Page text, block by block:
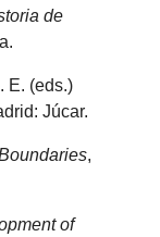
de
E. (eds.)
Júcar.
,
of